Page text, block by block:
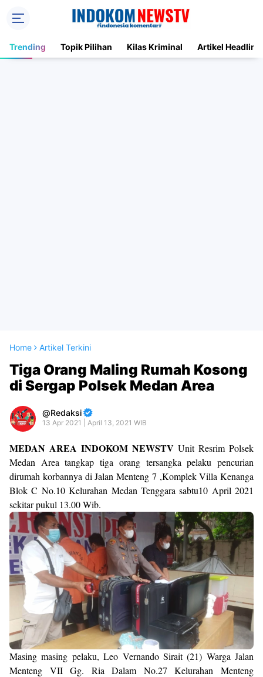
Trending Topik Pilihan Kilas Kriminal Artikel Headline
Home Artikel Terkini
Tiga Orang Maling Rumah Kosong
di Sergap Polsek Medan Area
Redaksi
13 Apr 2021 | April 13, 2021 WIB
MEDAN AREA INDOKOM NEWSTVUnit Resrim Polsek
Medan Area tangkap tiga orang tersangka pelaku pencurian
dirumah korbannya di Jalan Menteng 7 ,Komplek Villa Kenanga
Blok C No.10 Kelurahan Medan Tenggara sabtu10 April 2021
sekitar pukul 13.00 Wib.
Masing masing pelaku, Leo Vernando Sirait (21) Warga Jalan
Menteng VII Gg. Ria Dalam No.27 Kelurahan Menteng